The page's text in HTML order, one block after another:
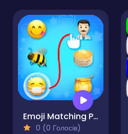
Emoji Matching Puzzle
0 (0 Голосів)